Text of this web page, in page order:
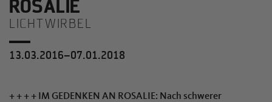
ROSALIE
LICHTWIRBEL
13.03.2016–07.01.2018
+ + + + IM GEDENKEN AN ROSALIE: Nach schwerer